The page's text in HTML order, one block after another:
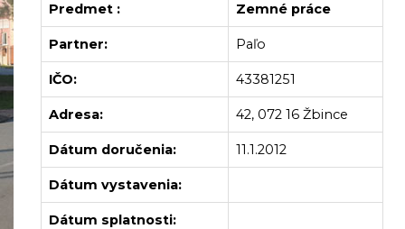
Predmet : Zemné práce
Partner: Paľo
IČO: 43381251
Adresa: 42, 072 16 Žbince
Dátum doručenia: 11.1.2012
Dátum vystavenia:
Dátum splatnosti: